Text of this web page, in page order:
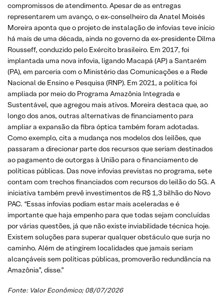
compromissos de atendimento. Apesar de as entregas
representarem um avanço, o ex-conselheiro da Anatel Moisés
Moreira aponta que o projeto de instalação de infovias teve início
há mais de uma década, ainda no governo da ex-presidente Dilma
Rousseff, conduzido pelo Exército brasileiro. Em 2017, foi
implantada uma nova infovia, ligando Macapá (AP) a Santarém
(PA), em parceria com o Ministério das Comunicações e a Rede
Nacional de Ensino e Pesquisa (RNP). Em 2021, a política foi
ampliada por meio do Programa Amazônia Integrada e
Sustentável, que agregou mais ativos. Moreira destaca que, ao
longo dos anos, outras alternativas de financiamento para
ampliar a expansão da fibra óptica também foram adotadas.
Como exemplo, cita a mudança nos modelos dos leilões, que
passaram a direcionar parte dos recursos que seriam destinados
ao pagamento de outorgas à União para o financiamento de
políticas públicas. Das nove infovias previstas no programa, sete
contam com trechos financiados com recursos do leilão do 5G. A
iniciativa também prevê investimentos de R$ 1,3 bilhão do Novo
PAC. “Essas infovias podiam estar mais aceleradas e é
importante que haja empenho para que todas sejam concluídas
por várias questões, já que não existe inviabilidade técnica hoje.
Existem soluções para superar qualquer obstáculo que surja no
caminho. Além de atingirem localidades que jamais seriam
alcançáveis sem políticas públicas, promoverão redundância na
Amazônia”, disse.”
Fonte: Valor Econômico; 08/07/2026